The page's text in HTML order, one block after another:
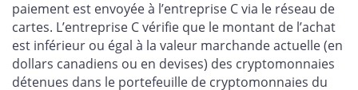
paiement est envoyée à l’entreprise C via le réseau de
cartes. L’entreprise C vérifie que le montant de l’achat
est inférieur ou égal à la valeur marchande actuelle (en
dollars canadiens ou en devises) des cryptomonnaies
détenues dans le portefeuille de cryptomonnaies du